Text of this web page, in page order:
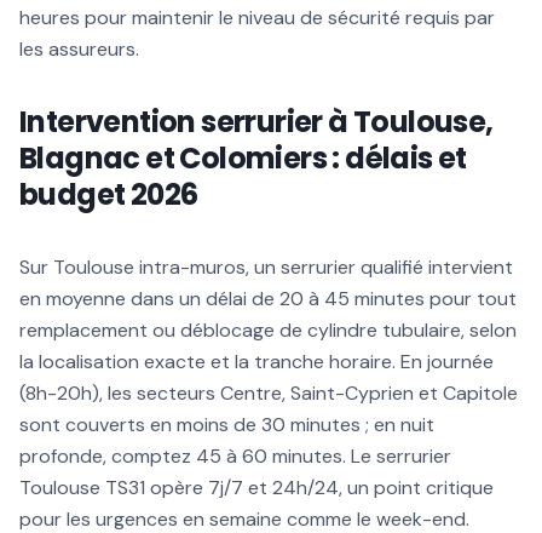
heures pour maintenir le niveau de sécurité requis par
les assureurs.
Intervention serrurier à Toulouse,
Blagnac et Colomiers : délais et
budget 2026
Sur Toulouse intra-muros, un serrurier qualifié intervient
en moyenne dans un délai de 20 à 45 minutes pour tout
remplacement ou déblocage de cylindre tubulaire, selon
la localisation exacte et la tranche horaire. En journée
(8h-20h), les secteurs Centre, Saint-Cyprien et Capitole
sont couverts en moins de 30 minutes ; en nuit
profonde, comptez 45 à 60 minutes. Le serrurier
Toulouse TS31 opère 7j/7 et 24h/24, un point critique
pour les urgences en semaine comme le week-end.